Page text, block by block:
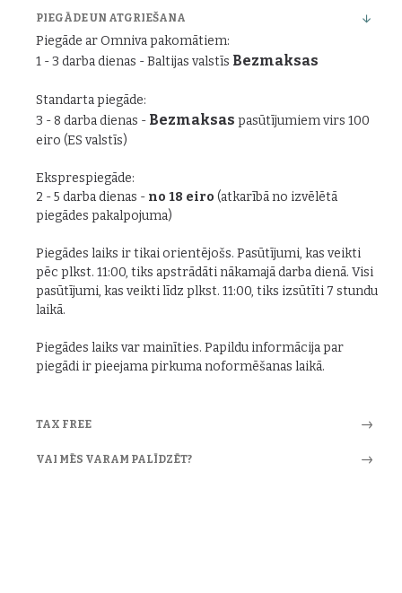
PIEGĀDE UN ATGRIEŠANA
Piegāde ar Omniva pakomātiem:
1 - 3 darba dienas - Baltijas valstīs Bezmaksas
Standarta piegāde:
3 - 8 darba dienas - Bezmaksas pasūtījumiem virs 100
eiro (ES valstīs)
Eksprespiegāde:
2 - 5 darba dienas - no 18 eiro (atkarībā no izvēlētā
piegādes pakalpojuma)
Piegādes laiks ir tikai orientējošs. Pasūtījumi, kas veikti
pēc plkst. 11:00, tiks apstrādāti nākamajā darba dienā. Visi
pasūtījumi, kas veikti līdz plkst. 11:00, tiks izsūtīti 7 stundu
laikā.
Piegādes laiks var mainīties. Papildu informācija par
piegādi ir pieejama pirkuma noformēšanas laikā.
TAX FREE
VAI MĒS VARAM PALĪDZĒT?